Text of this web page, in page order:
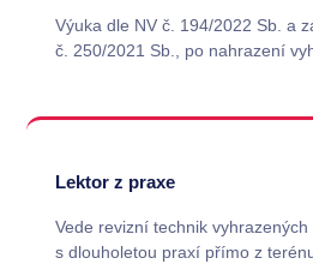
Výuka dle NV č. 194/2022 Sb. a
č. 250/2021 Sb., po nahrazení
Lektor z praxe
Vede revizní technik
s dlouholetou praxí přímo z